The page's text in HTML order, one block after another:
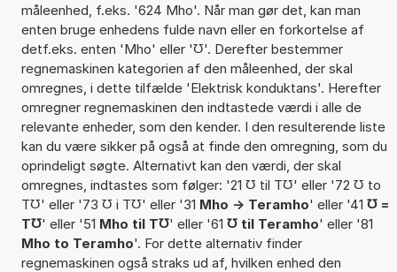
måleenhed, f.eks. '624 Mho'. Når man gør det, kan man
enten bruge enhedens fulde navn eller en forkortelse af
detf.eks. enten 'Mho' eller '℧'. Derefter bestemmer
regnemaskinen kategorien af den måleenhed, der skal
omregnes, i dette tilfælde 'Elektrisk konduktans'. Herefter
omregner regnemaskinen den indtastede værdi i alle de
relevante enheder, som den kender. I den resulterende liste
kan du være sikker på også at finde den omregning, som du
oprindeligt søgte. Alternativt kan den værdi, der skal
omregnes, indtastes som følger: '21 ℧ til T℧' eller '72 ℧ to
T℧' eller '73 ℧ i T℧' eller '31 Mho -> Teramho' eller '41 ℧ =
T℧' eller '51 Mho til T℧' eller '61 ℧ til Teramho' eller '81
Mho to Teramho'. For dette alternativ finder
regnemaskinen også straks ud af, hvilken enhed den